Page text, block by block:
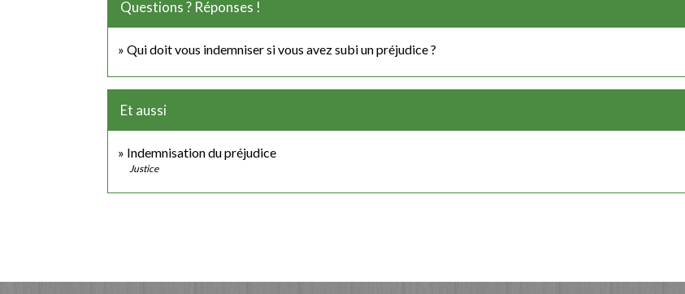
Questions ? Réponses !
Qui doit vous indemniser si vous avez subi un préjudice ?
Et aussi
Indemnisation du préjudice
Justice